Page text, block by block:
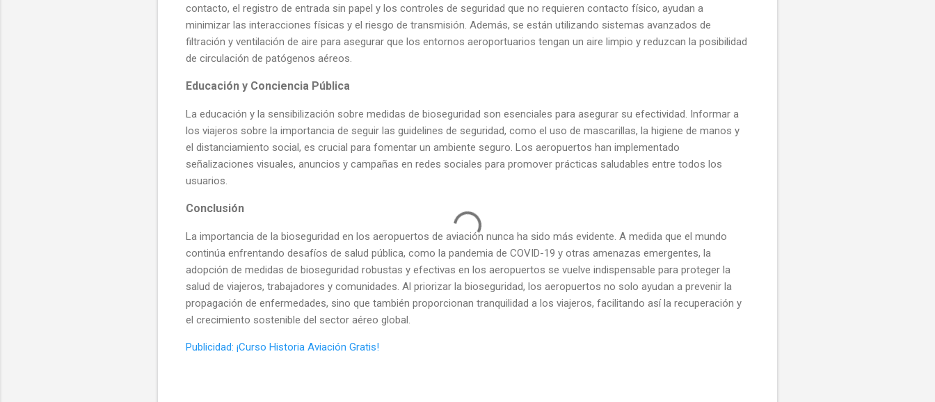
contacto, el registro de entrada sin papel y los controles de seguridad que no requieren contacto físico, ayudan a
minimizar las interacciones físicas y el riesgo de transmisión. Además, se están utilizando sistemas avanzados de
filtración y ventilación de aire para asegurar que los entornos aeroportuarios tengan un aire limpio y reduzcan la posibilidad
de circulación de patógenos aéreos.
Educación y Conciencia Pública
La educación y la sensibilización sobre medidas de bioseguridad son esenciales para asegurar su efectividad. Informar a
los viajeros sobre la importancia de seguir las guidelines de seguridad, como el uso de mascarillas, la higiene de manos y
el distanciamiento social, es crucial para fomentar un ambiente seguro. Los aeropuertos han implementado
señalizaciones visuales, anuncios y campañas en redes sociales para promover prácticas saludables entre todos los
usuarios.
Conclusión
La importancia de la bioseguridad en los aeropuertos de aviación nunca ha sido más evidente. A medida que el mundo
continúa enfrentando desafíos de salud pública, como la pandemia de COVID-19 y otras amenazas emergentes, la
adopción de medidas de bioseguridad robustas y efectivas en los aeropuertos se vuelve indispensable para proteger la
salud de viajeros, trabajadores y comunidades. Al priorizar la bioseguridad, los aeropuertos no solo ayudan a prevenir la
propagación de enfermedades, sino que también proporcionan tranquilidad a los viajeros, facilitando así la recuperación y
el crecimiento sostenible del sector aéreo global.
Publicidad: ¡Curso Historia Aviación Gratis!